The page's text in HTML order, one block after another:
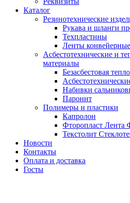
Каталог
Резинотехнические
Рукава и шланги
Техпластины
Ленты конвейерные
Асбестотехнические и
материалы
Безасбестовая
Набивки
Паронит
Полимеры и пластики
Капролон
Фторопласт Лента
Текстолит
Новости
Контакты
Оплата и доставка
Госты